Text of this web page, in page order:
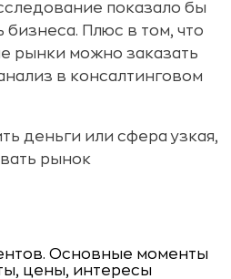
показало бы
бизнеса. Плюс в том, что
рынки можно заказать
в консалтинговом
деньги или сфера узкая,
рынок
Основные моменты
цены, интересы